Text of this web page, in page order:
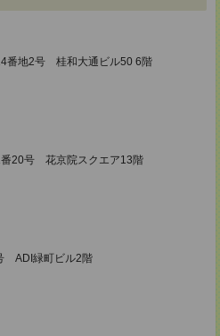
番地2号 桂和大通ビル50 6階
番20号 花京院スクエア13階
ADI緑町ビル2階